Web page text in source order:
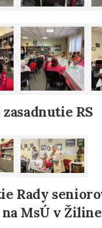
zasadnutie RS
Rady
na MsÚ v Žiline